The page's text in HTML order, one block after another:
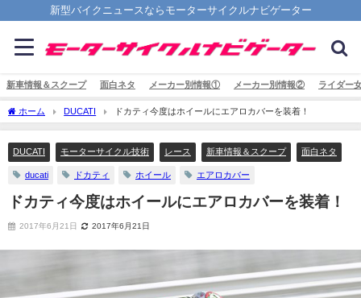
新型バイクニュースならモーターサイクルナビゲーター
新車情報＆スクープ 面白ネタ メーカー別情報① メーカー別情報② ライダー
ホーム DUCATI ドカティ今度はホイールにエアロカバーを装着！
DUCATI モーターサイクル技術 レース 新車情報＆スクープ 面白ネタ
ducati ドカティ ホイール エアロカバー
ドカティ今度はホイールにエアロカバーを装着！
2017年6月21日 2017年6月21日